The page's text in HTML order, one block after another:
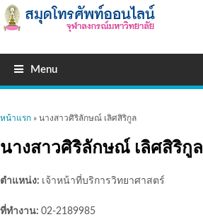
Menu
คุณอยู่ที่นี่
หน้าแรก » นางสาวศิริลักษณ์ เลิศสิริกูล
นางสาวศิริลักษณ์ เลิศสิริกูล
ตำแหน่ง: เจ้าหน้าที่บริการวิทยาศาสตร์
ที่ทำงาน: 02-2189985